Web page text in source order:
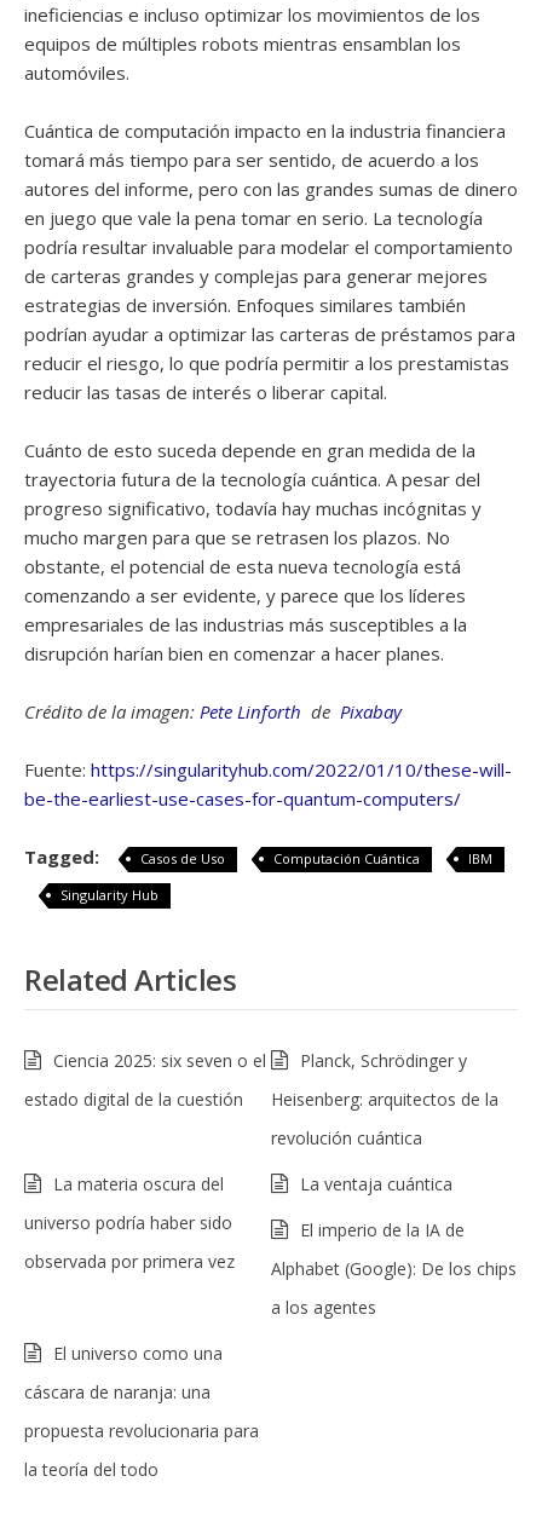
ineficiencias e incluso optimizar los movimientos de los
equipos de múltiples robots mientras ensamblan los
automóviles.
Cuántica de computación impacto en la industria financiera
tomará más tiempo para ser sentido, de acuerdo a los
autores del informe, pero con las grandes sumas de dinero
en juego que vale la pena tomar en serio. La tecnología
podría resultar invaluable para modelar el comportamiento
de carteras grandes y complejas para generar mejores
estrategias de inversión. Enfoques similares también
podrían ayudar a optimizar las carteras de préstamos para
reducir el riesgo, lo que podría permitir a los prestamistas
reducir las tasas de interés o liberar capital.
Cuánto de esto suceda depende en gran medida de la
trayectoria futura de la tecnología cuántica. A pesar del
progreso significativo, todavía hay muchas incógnitas y
mucho margen para que se retrasen los plazos. No
obstante, el potencial de esta nueva tecnología está
comenzando a ser evidente, y parece que los líderes
empresariales de las industrias más susceptibles a la
disrupción harían bien en comenzar a hacer planes.
Crédito de la imagen: Pete Linforth de Pixabay
Fuente: https://singularityhub.com/2022/01/10/these-will-
be-the-earliest-use-cases-for-quantum-computers/
Tagged: Casos de Uso Computación Cuántica
IBM
Singularity Hub
Related Articles
Ciencia 2025: six seven o el
estado digital de la cuestión
Planck, Schrödinger y
Heisenberg: arquitectos de la
revolución cuántica
La materia oscura del
universo podría haber sido
observada por primera vez
La ventaja cuántica
El imperio de la IA de
Alphabet (Google): De los chips
a los agentes
El universo como una
cáscara de naranja: una
propuesta revolucionaria para
la teoría del todo